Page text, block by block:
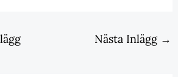
Nästa Inlägg →